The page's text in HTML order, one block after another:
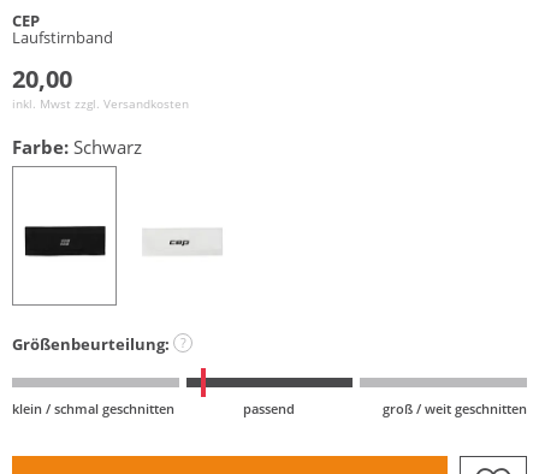
CEP
Laufstirnband
20,00
inkl. Mwst zzgl. Versandkosten
Farbe: Schwarz
Größenbeurteilung: ?
klein / schmal geschnitten passend groß / weit geschnitten